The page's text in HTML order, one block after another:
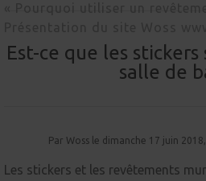
Est-ce que les
salle de
Par Woss le dimanche 17 juin
Les stickers et les revêtements